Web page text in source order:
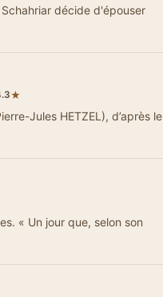
décide d'épouser
★
Jules HETZEL), d’après le
« Un jour que, selon son